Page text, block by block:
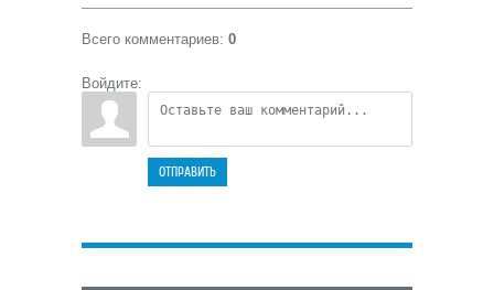
Всего комментариев: 0
Войдите:
ОТПРАВИТЬ